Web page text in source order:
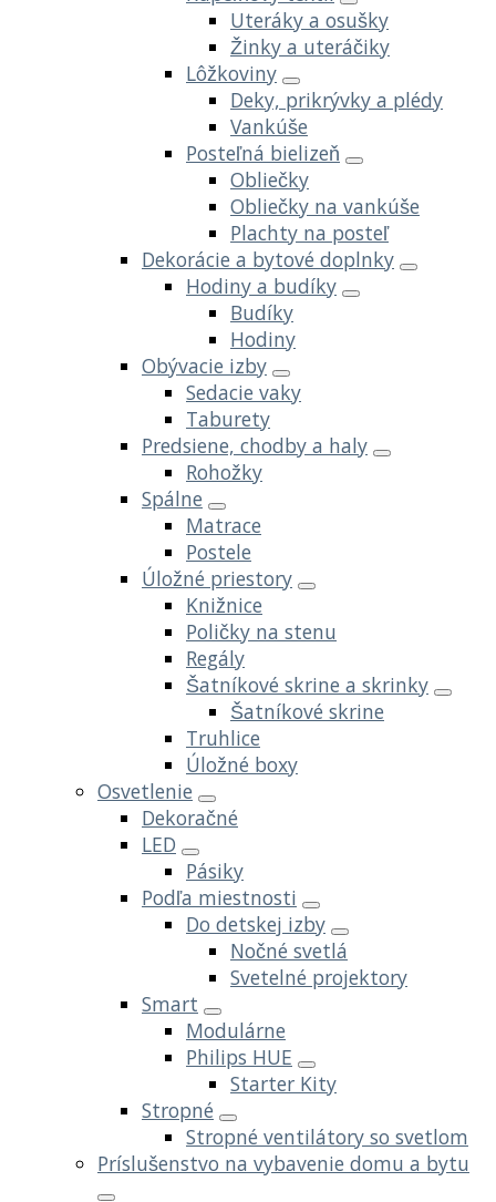
Uteráky a osušky
Žinky a uteráčiky
Lôžkoviny
Deky, prikrývky a plédy
Vankúše
Posteľná bielizeň
Obliečky
Obliečky na vankúše
Plachty na posteľ
Dekorácie a bytové doplnky
Hodiny a budíky
Budíky
Hodiny
Obývacie izby
Sedacie vaky
Taburety
Predsiene, chodby a haly
Rohožky
Spálne
Matrace
Postele
Úložné priestory
Knižnice
Poličky na stenu
Regály
Šatníkové skrine a skrinky
Šatníkové skrine
Truhlice
Úložné boxy
Osvetlenie
Dekoračné
LED
Pásiky
Podľa miestnosti
Do detskej izby
Nočné svetlá
Svetelné projektory
Smart
Modulárne
Philips HUE
Starter Kity
Stropné
Stropné ventilátory so svetlom
Príslušenstvo na vybavenie domu a bytu